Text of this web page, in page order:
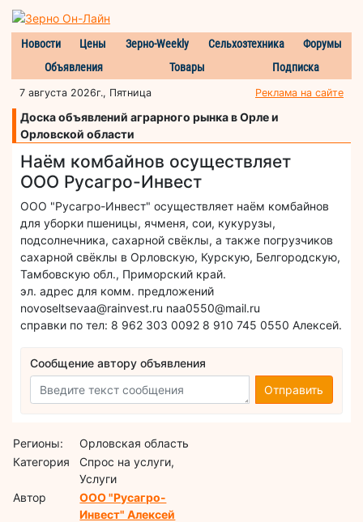
Новости Цены Зерно-Weekly Сельхозтехника
Форумы
Объявления
Товары Подписка
7 августа 2026г., Пятница Реклама на сайте
Доска объявлений аграрного рынка в Орле и
Орловской области
Наём комбайнов осуществляет
ООО Русагро-Инвест
ООО "Русагро-Инвест" осуществляет наём комбайнов
для уборки пшеницы, ячменя, сои, кукурузы,
подсолнечника, сахарной свёклы, а также погрузчиков
сахарной свёклы в Орловскую, Курскую, Белгородскую,
Тамбовскую обл., Приморский край.
эл. адрес для комм. предложений
novoseltsevaa@rainvest.ru naa0550@mail.ru
справки по тел: 8 962 303 0092 8 910 745 0550 Алексей.
Сообщение автору объявления
Отправить
Регионы:
Орловская область
Категория
Спрос на услуги,
Услуги
Автор
ООО "Русагро-
Инвест" Алексей